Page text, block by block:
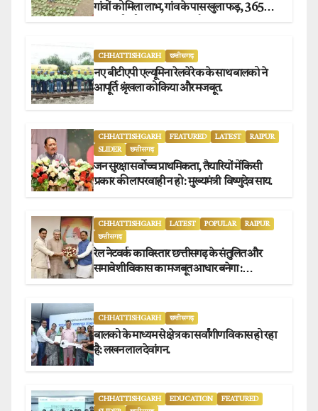
गांवों को मिला लाभ, गांव के पास खुला फड़, 365
CHHATTISHGARH छत्तीसगढ़
नए बीटीएपी एल्यूमिना रेलवे रेक के साथ बालको ने
आपूर्ति श्रृंखला को किया और मजबूत.
CHHATTISHGARH FEATURED LATEST
RAIPUR
SLIDER
छत्तीसगढ़
जन सुरक्षा सर्वोच्च प्राथमिकता, तैयारियों में किसी
प्रकार की लापरवाही न हो : मुख्यमंत्री विष्णुदेव साय.
CHHATTISHGARH LATEST POPULAR
RAIPUR
छत्तीसगढ़
रेल नेटवर्क का विस्तार छत्तीसगढ़ के संतुलित और
समावेशी विकास का मजबूत आधार बनेगा :
CHHATTISHGARH छत्तीसगढ़
बालको के माध्यम से क्षेत्र का सर्वांगीण विकास हो रहा
है: लखन लाल देवांगन.
CHHATTISHGARH EDUCATION
FEATURED